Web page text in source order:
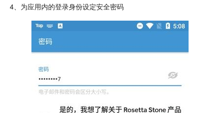
4、为应用内的登录身份设定安全密码